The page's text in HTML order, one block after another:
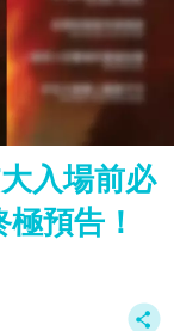
入場前必
預告！